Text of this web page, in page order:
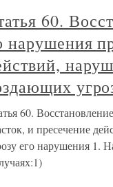
60.
нарушения
60.
и пресечение
его нарушения 1.